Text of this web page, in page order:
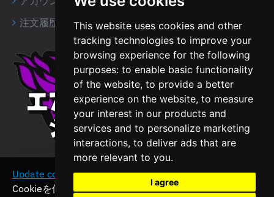
This website uses cookies and other
tracking technologies to improve your
browsing experience for the following
purposes: to enable basic functionality
of the website, to provide a better
experience on the website, to measure
your interest in our products and
services and to personalize marketing
interactions, to deliver ads that are
more relevant to you.
I agree
Update cookies preferencesこのウェブサイトは
Cookieを使用しています。ウェブサイトを閲覧するこ
同意する
注文履歴
Airsoft Shien Company
Limited
Unit 15 Northside Business
Centre,
B18 4NR, Birmingham
The United Kingdom